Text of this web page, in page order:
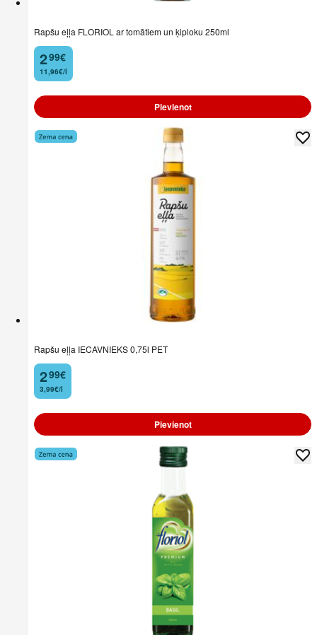
Rapšu eļļa FLORIOL ar tomātiem un ķiploku 250ml
2
. 99€
11,96€/l
Pievienot
Rapšu eļļa IECAVNIEKS 0,75l PET
2
. 99€
3,99€/l
Pievienot